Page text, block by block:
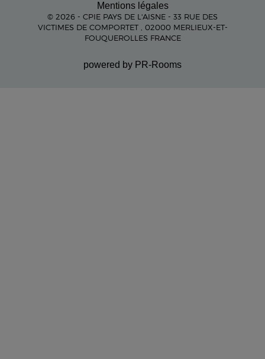
Mentions légales
© 2026 - CPIE PAYS DE L'AISNE - 33 RUE DES
VICTIMES DE COMPORTET , 02000 MERLIEUX-ET-
FOUQUEROLLES FRANCE
powered by PR-Rooms